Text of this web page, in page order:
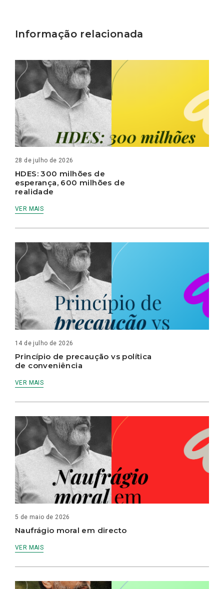
Informação relacionada
28 de julho de 2026
HDES: 300 milhões de
esperança, 600 milhões de
realidade
VER MAIS
14 de julho de 2026
Princípio de precaução vs política
de conveniência
VER MAIS
5 de maio de 2026
Naufrágio moral em directo
VER MAIS